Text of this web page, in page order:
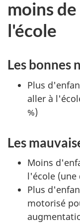
moins
l'école
Les bonnes
Plus
aller à
%)
Les
Moins
l'école (une
Plus
motorisé